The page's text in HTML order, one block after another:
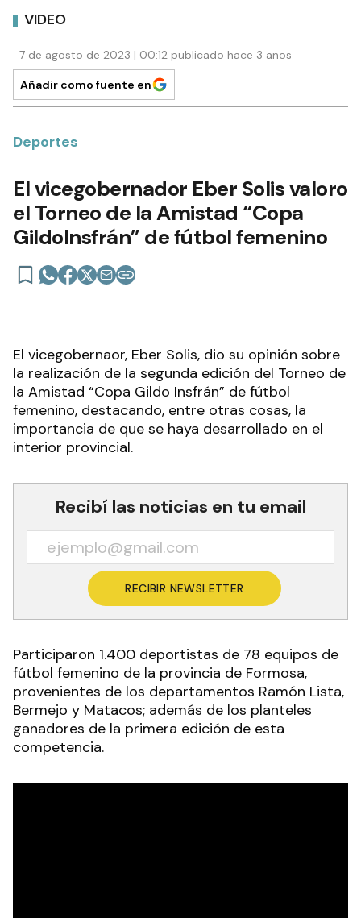
VIDEO
7 de agosto de 2023 | 00:12 publicado hace 3 años
Añadir como fuente en
Deportes
El vicegobernador Eber Solis valoro
el Torneo de la Amistad “Copa
GildoInsfrán” de fútbol femenino
El vicegobernaor, Eber Solis, dio su opinión sobre
la realización de la segunda edición del Torneo de
la Amistad “Copa Gildo Insfrán” de fútbol
femenino, destacando, entre otras cosas, la
importancia de que se haya desarrollado en el
interior provincial.
Recibí las noticias en tu email
RECIBIR NEWSLETTER
Participaron 1.400 deportistas de 78 equipos de
fútbol femenino de la provincia de Formosa,
provenientes de los departamentos Ramón Lista,
Bermejo y Matacos; además de los planteles
ganadores de la primera edición de esta
competencia.